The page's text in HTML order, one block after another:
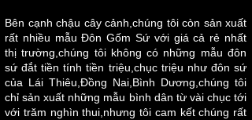
Bên cạnh chậu cây cảnh,chúng tôi còn sản xuất
rất nhiều mẫu Đôn Gốm Sứ với giá cả rẻ nhất
thị trường,chúng tôi không có những mẫu đôn
sứ đắt tiền tính tiền triệu,chục triệu như đôn sứ
của Lái Thiêu,Đồng Nai,Bình Dương,chúng tôi
chỉ sản xuất những mẫu bình dân từ vài chục tới
với trăm nghìn thui,nhưng tôi cam kết chúng rất